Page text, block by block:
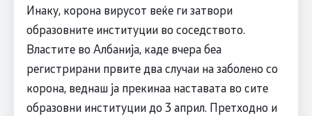
Инаку, корона вирусот веќе ги затвори
образовните институции во соседството.
Властите во Албанија, каде вчера беа
регистрирани првите два случаи на заболено со
корона, веднаш ја прекинаа наставата во сите
образовни институции до 3 април. Претходно и